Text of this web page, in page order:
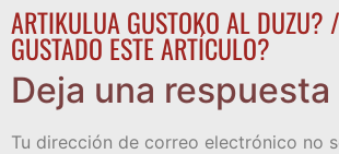
ARTIKULUA GUSTOKO AL DUZU?
GUSTADO ESTE ARTÍCULO?
Deja una respuesta
Tu dirección de correo electrónico no